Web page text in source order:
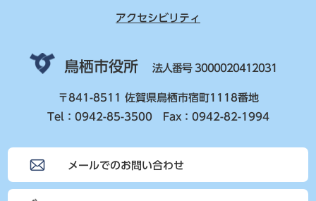
アクセシビリティ
鳥栖市役所 法人番号 3000020412031
〒841-8511 佐賀県鳥栖市宿町1118番地
Tel：0942-85-3500 Fax：0942-82-1994
メールでのお問い合わせ